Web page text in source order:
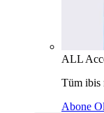
ALL
Tüm ibis
Abone Ol